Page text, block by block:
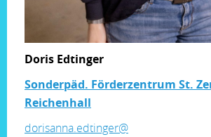
Doris Edtinger
Sonderpäd. Förderzentrum St.
Reichenhall
dorisanna.edtinger@